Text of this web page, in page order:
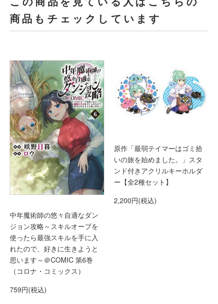
商品もチェックしています
中年魔術師の悠々自適なダン
ジョン攻略～スキルオーブを
使ったら最強スキルを手に入
れたので、好きに生きようと
思います～＠COMIC 第6巻
（コロナ・コミックス）
759円(税込)
原作「最弱テイマーはゴミ拾
いの旅を始めました。」スタ
ンド付きアクリルキーホルダ
ー【全2種セット】
2,200円(税込)